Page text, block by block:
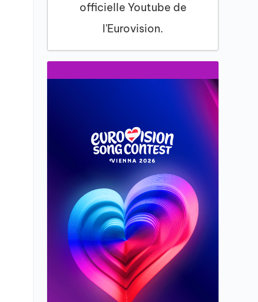
officielle Youtube de
l'Eurovision.